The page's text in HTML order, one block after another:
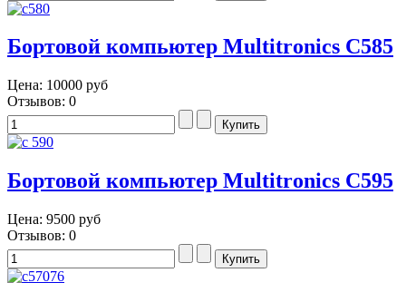
Бортовой компьютер Multitronics C585
Цена: 10000 руб
Отзывов: 0
Бортовой компьютер Multitronics C595
Цена: 9500 руб
Отзывов: 0